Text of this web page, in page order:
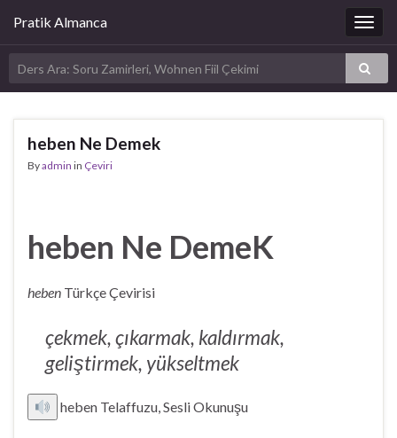
Pratik Almanca
heben Ne Demek
Byadmin in Çeviri
heben Ne DemeK
heben Türkçe Çevirisi
çekmek, çıkarmak, kaldırmak,
geliştirmek, yükseltmek
heben Telaffuzu, Sesli Okunuşu